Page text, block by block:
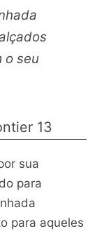
o seu
13
sua
para
para aqueles